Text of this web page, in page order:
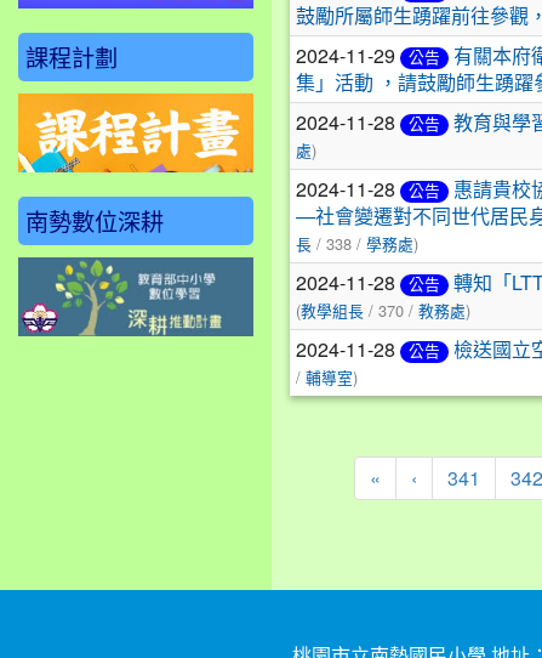
鼓勵所屬師生踴躍前往參觀
2024-11-29 公告
有關本府
集」活動 ，請鼓勵師生踴躍
2024-11-28 公告 教育與學
處)
2024-11-28 公告
惠請貴校
—社會變遷對不同世代居民
長 / 338 / 學務處)
2024-11-28 公告 轉知「
(教學組長 / 370 / 教務處)
2024-11-28 公告 檢送國立
/ 輔導室)
« ‹ 341 342
課程計劃
南勢數位深耕